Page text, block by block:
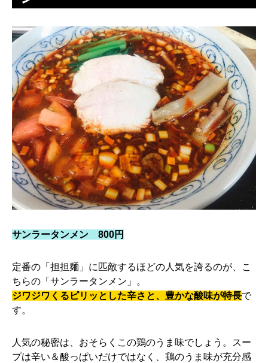
サンラータンメン 800円
定番の「担担麺」に匹敵するほどの人気を誇るのが、こ
ちらの「サンラータンメン」。
ジワジワくるピリッとした辛さと、豊かな酸味が特長で
す。
人気の秘密は、おそらくこの鶏のうま味でしょう。スー
プは辛い＆酸っぱいだけではなく、鶏のうま味が充分感